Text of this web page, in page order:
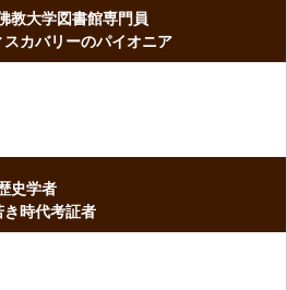
教大学図書館専門員
カバリーのパイオニア
史学者
時代考証者